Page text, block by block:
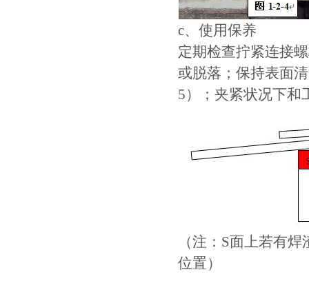
c、使用保养
定期检查拧紧连接
或脱落；保持表面
5）；夹紧状况下和
（注：S面上若有
位置）